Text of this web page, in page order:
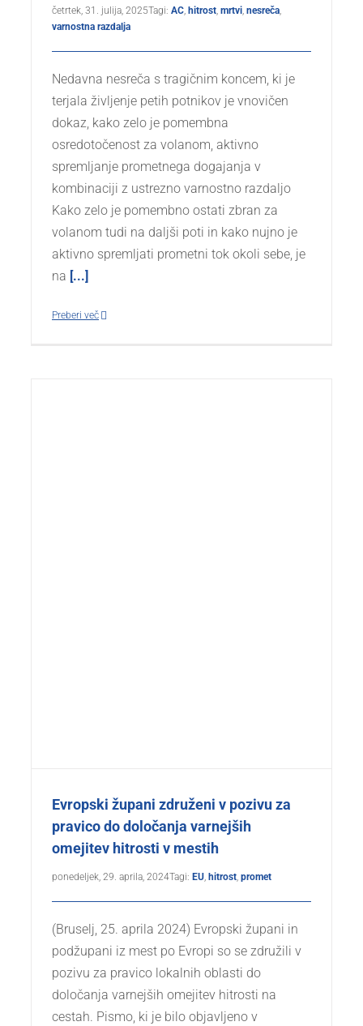
četrtek, 31. julija, 2025Tagi: AC, hitrost, mrtvi, nesreča,
varnostna razdalja
Nedavna nesreča s tragičnim koncem, ki je
terjala življenje petih potnikov je vnovičen
dokaz, kako zelo je pomembna
osredotočenost za volanom, aktivno
spremljanje prometnega dogajanja v
kombinaciji z ustrezno varnostno razdaljo
Kako zelo je pomembno ostati zbran za
volanom tudi na daljši poti in kako nujno je
aktivno spremljati prometni tok okoli sebe, je
na [...]
Preberi več
Evropski župani združeni v pozivu za
pravico do določanja varnejših
omejitev hitrosti v mestih
ponedeljek, 29. aprila, 2024Tagi: EU, hitrost, promet
(Bruselj, 25. aprila 2024) Evropski župani in
podžupani iz mest po Evropi so se združili v
pozivu za pravico lokalnih oblasti do
določanja varnejših omejitev hitrosti na
cestah. Pismo, ki je bilo objavljeno v